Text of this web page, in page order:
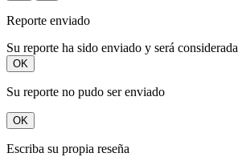
Reporte enviado
Su reporte ha sido enviado y será
OK
Su reporte no pudo ser enviado
OK
Escriba su propia reseña